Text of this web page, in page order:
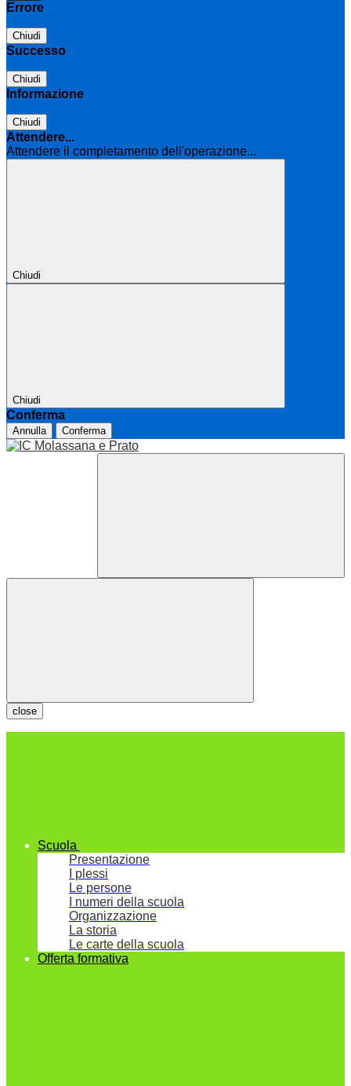
Errore
Chiudi
Successo
Chiudi
Informazione
Chiudi
Attendere...
Attendere il completamento dell'operazione...
Chiudi
Chiudi
Conferma
Annulla Conferma
close
Scuola
Presentazione
I plessi
Le persone
I numeri della scuola
Organizzazione
La storia
Le carte della scuola
Offerta formativa